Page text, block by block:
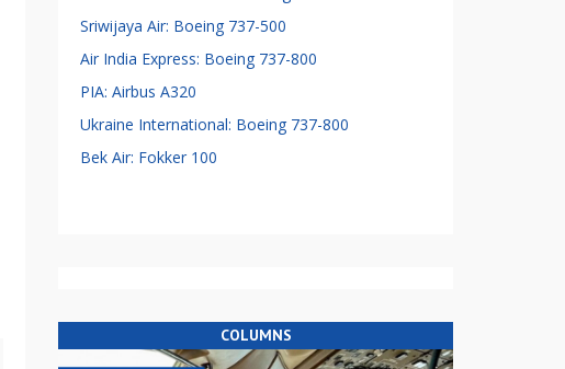
Sriwijaya Air: Boeing 737-500
Air India Express: Boeing 737-800
PIA: Airbus A320
Ukraine International: Boeing 737-800
Bek Air: Fokker 100
COLUMNS